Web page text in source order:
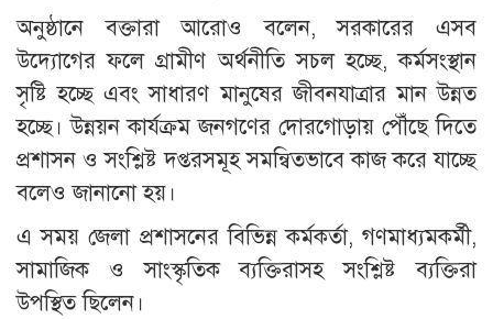
অনুষ্ঠানে বক্তারা আরোও বলেন, সরকারের এসব
উদ্যোগের ফলে গ্রামীণ অর্থনীতি সচল হচ্ছে, কর্মসংস্থান
সৃষ্টি হচ্ছে এবং সাধারণ মানুষের জীবনযাত্রার মান উন্নত
হচ্ছে। উন্নয়ন কার্যক্রম জনগণের দোরগোড়ায় পৌঁছে দিতে
প্রশাসন ও সংশ্লিষ্ট দপ্তরসমূহ সমন্বিতভাবে কাজ করে যাচ্ছে
বলেও জানানো হয়।
এ সময় জেলা প্রশাসনের বিভিন্ন কর্মকর্তা, গণমাধ্যমকর্মী,
সামাজিক ও সাংস্কৃতিক ব্যক্তিরাসহ সংশ্লিষ্ট ব্যক্তিরা
উপস্থিত ছিলেন।